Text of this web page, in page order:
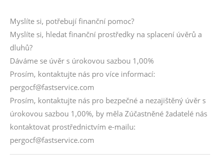
Myslíte si, potřebují finanční pomoc?
Myslíte si, hledat finanční prostředky na splacení úvěrů a
dluhů?
Dáváme se úvěr s úrokovou sazbou 1,00%
Prosím, kontaktujte nás pro více informací:
pergocf@fastservice.com
Prosím, kontaktujte nás pro bezpečné a nezajištěný úvěr s
úrokovou sazbou 1,00%, by měla Zúčastněné žadatelé nás
kontaktovat prostřednictvím e-mailu:
pergocf@fastservice.com